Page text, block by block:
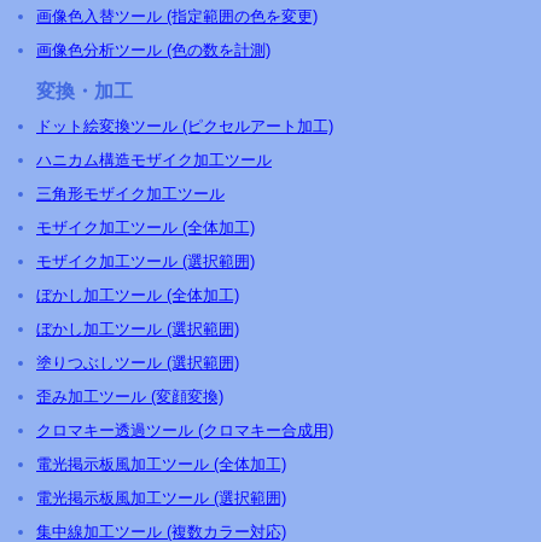
画像色入替ツール (指定範囲の色を変更)
画像色分析ツール (色の数を計測)
変換・加工
ドット絵変換ツール (ピクセルアート加工)
ハニカム構造モザイク加工ツール
三角形モザイク加工ツール
モザイク加工ツール (全体加工)
モザイク加工ツール (選択範囲)
ぼかし加工ツール (全体加工)
ぼかし加工ツール (選択範囲)
塗りつぶしツール (選択範囲)
歪み加工ツール (変顔変換)
クロマキー透過ツール (クロマキー合成用)
電光掲示板風加工ツール (全体加工)
電光掲示板風加工ツール (選択範囲)
集中線加工ツール (複数カラー対応)